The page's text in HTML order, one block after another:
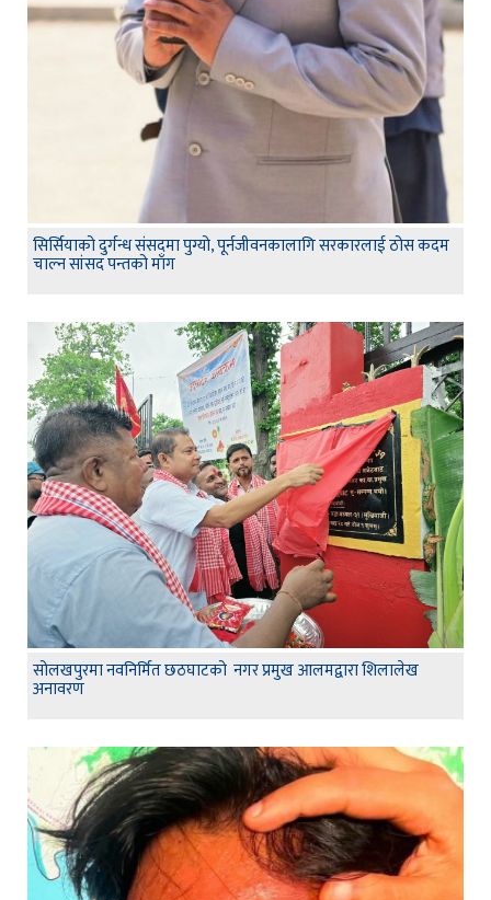
सिर्सियाको दुर्गन्ध संसदमा पुग्यो, पूर्नजीवनकालागि सरकारलाई ठोस कदम
चाल्न सांसद पन्तको माँग
सोलखपुरमा नवनिर्मित छठघाटको नगर प्रमुख आलमद्वारा शिलालेख
अनावरण